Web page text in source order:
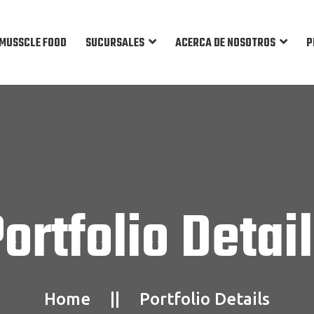
MUSSCLE FOOD SUCURSALES ACERCA DE NOSOTROS
Home Portfolio Details